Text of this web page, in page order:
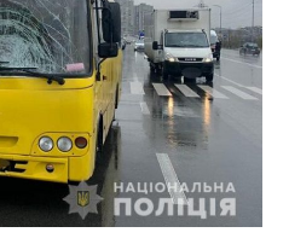
протезування зубів та як воно
заборонили білити дерева та